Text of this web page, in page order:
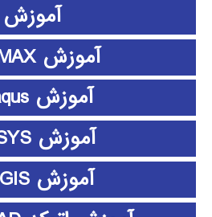
آموزش
آموزش 3D MAX
آموزش abaqus
آموزش ANSYS
آموزش ArcGIS